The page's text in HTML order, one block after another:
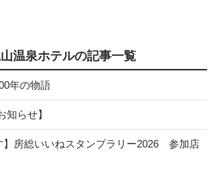
温泉ホテルの記事一覧
年の物語
知らせ】
】房総いいねスタンプラリー2026 参加店